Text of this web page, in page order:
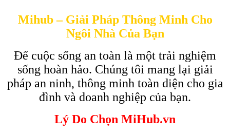
Mihub – Giải Pháp Thông Minh Cho
Ngôi Nhà Của Bạn
Để cuộc sống an toàn là một trải nghiệm
sống hoàn hảo. Chúng tôi mang lại giải
pháp an ninh, thông minh toàn diện cho gia
đình và doanh nghiệp của bạn.
Lý Do Chọn MiHub.vn